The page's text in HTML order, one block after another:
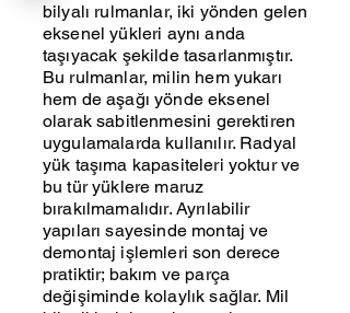
bilyalı rulmanlar, iki yönden gelen
eksenel yükleri aynı anda
taşıyacak şekilde tasarlanmıştır.
Bu rulmanlar, milin hem yukarı
hem de aşağı yönde eksenel
olarak sabitlenmesini gerektiren
uygulamalarda kullanılır. Radyal
yük taşıma kapasiteleri yoktur ve
bu tür yüklere maruz
bırakılmamalıdır. Ayrılabilir
yapıları sayesinde montaj ve
demontaj işlemleri son derece
pratiktir; bakım ve parça
değişiminde kolaylık sağlar. Mil